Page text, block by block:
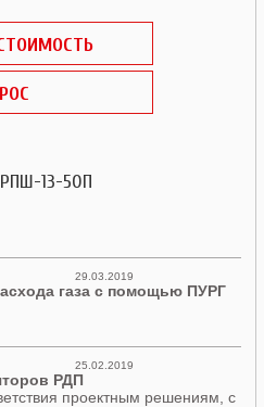
13-50П
29.03.2019
газа с помощью ПУРГ
25.02.2019
РДП
проектным решениям, с